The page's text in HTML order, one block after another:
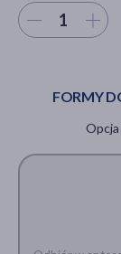
Wybierz ilość
FORMY